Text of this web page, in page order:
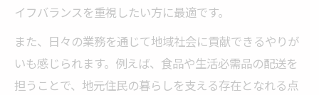
イフバランスを重視したい方に最適です。
また、日々の業務を通じて地域社会に貢献できるやりが
いも感じられます。例えば、食品や生活必需品の配送を
担うことで、地元住民の暮らしを支える存在となれる点